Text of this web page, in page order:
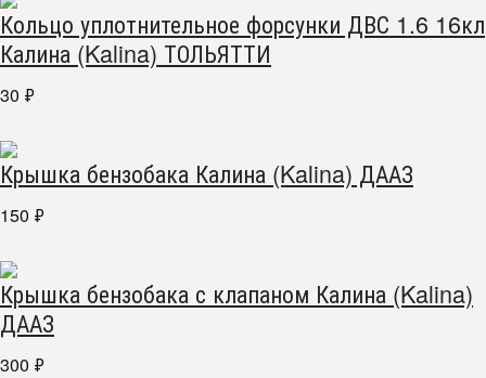
Кольцо уплотнительное форсунки ДВС 1.6 16кл
Калина (Kalina) ТОЛЬЯТТИ
30 ₽
Крышка бензобака Калина (Kalina) ДААЗ
150 ₽
Крышка бензобака с клапаном Калина (Kalina)
ДААЗ
300 ₽